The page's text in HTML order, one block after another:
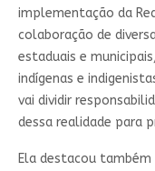
implementação da
colaboração de
estaduais e
indígenas e
vai dividir
dessa realidade para
Ela destacou